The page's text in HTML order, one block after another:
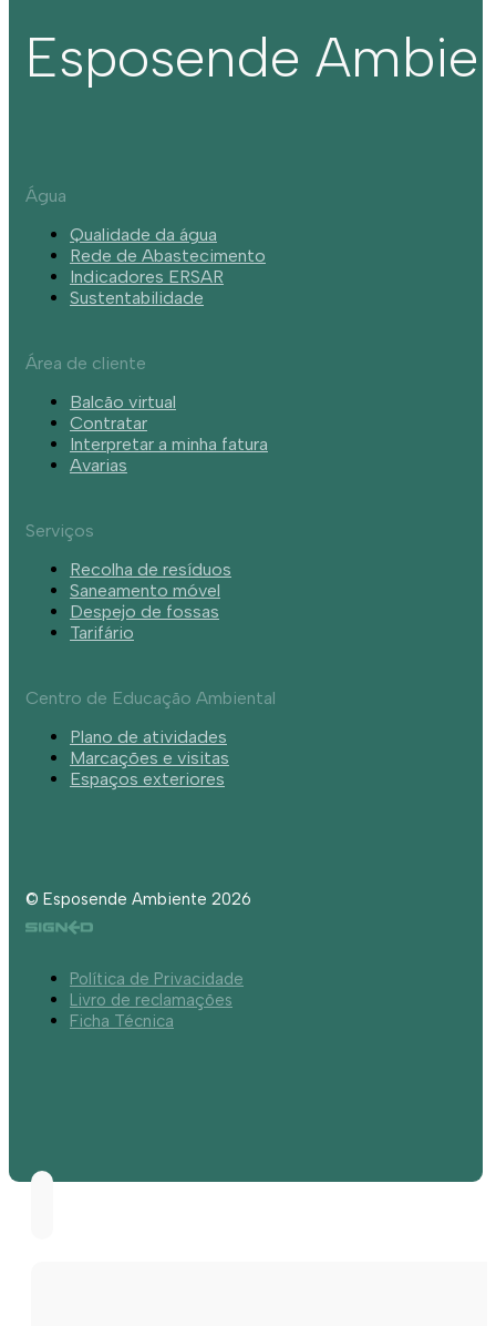
Esposende
Água
Qualidade da água
Rede de Abastecimento
Indicadores ERSAR
Sustentabilidade
Área de cliente
Balcão virtual
Contratar
Interpretar a minha fatura
Avarias
Serviços
Recolha de resíduos
Saneamento móvel
Despejo de fossas
Tarifário
Centro de Educação Ambiental
Plano de atividades
Marcações e visitas
Espaços exteriores
© Esposende Ambiente 2026
Política de Privacidade
Livro de reclamações
Ficha Técnica